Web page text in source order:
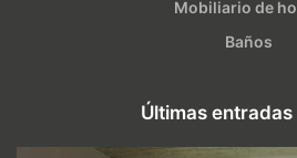
Mobiliario de
Baños
Últimas entradas